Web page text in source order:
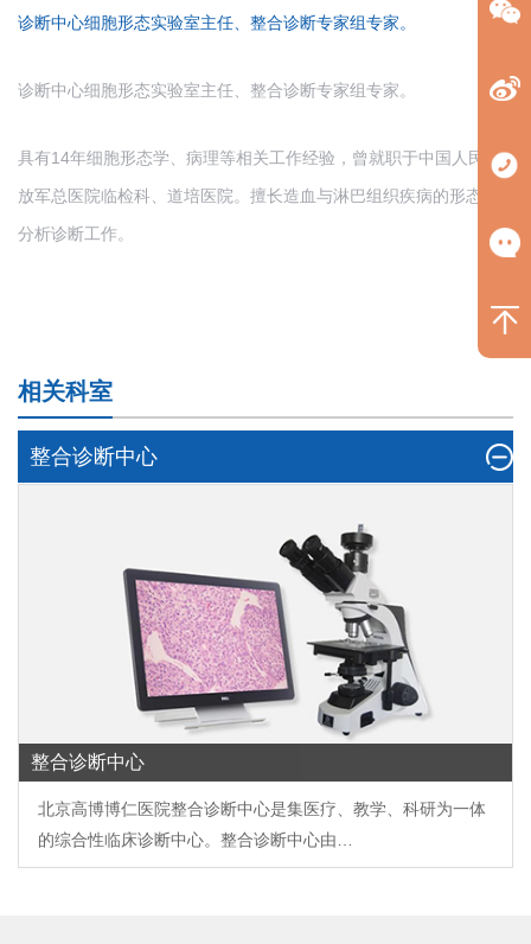
诊断中心细胞形态实验室主任、整合诊断专家组专家。
诊断中心细胞形态实验室主任、整合诊断专家组专家。
具有14年细胞形态学、病理等相关工作经验，曾就职于中国人民解
放军总医院临检科、道培医院。擅长造血与淋巴组织疾病的形态学
分析诊断工作。
相关科室
整合诊断中心
整合诊断中心
北京高博博仁医院整合诊断中心是集医疗、教学、科研为一体
的综合性临床诊断中心。整合诊断中心由…